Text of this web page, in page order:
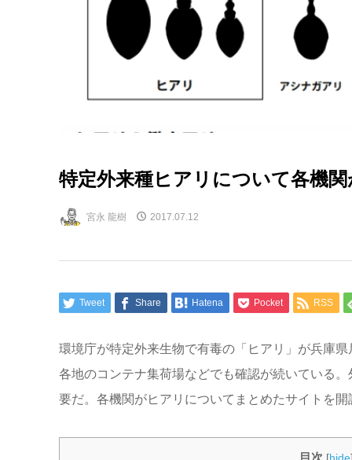
特定外来種ヒアリについて各機
宮永 龍樹 2017.07.12
Tweet Share Hatena Pocket RSS
環境庁が特定外来生物で有毒の「ヒアリ」が兵庫
各地のコンテナ集荷場などでも確認が続いている
要だ。各機関がヒアリについてまとめたサイトを
目次